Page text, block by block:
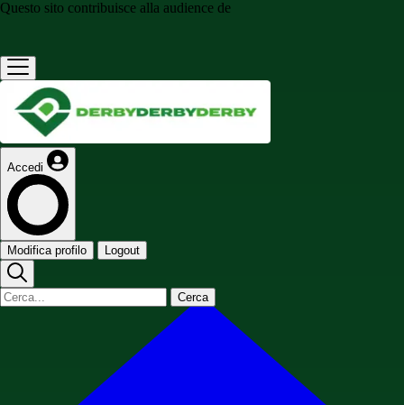
Questo sito contribuisce alla audience de
Accedi
Modifica profilo Logout
Cerca